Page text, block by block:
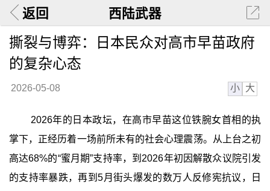
返回 西陆武器
撕裂与博弈：日本民众对高市早苗政府
的复杂心态
2026-05-08 小 大
2026年的日本政坛，在高市早苗这位铁腕女首相的执
掌下，正经历着一场前所未有的社会心理震荡。从上台之初
高达68%的“蜜月期”支持率，到2026年初因解散众议院引发
的支持率暴跌，再到5月街头爆发的数万人反修宪抗议，日